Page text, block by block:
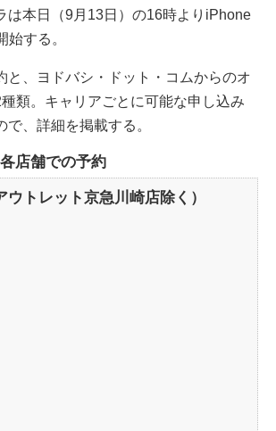
本日（9月13日）の16時よりiPhone
始する。
、ヨドバシ・ドット・コムからのオ
類。キャリアごとに可能な申し込み
で、詳細を掲載する。
店舗での予約
ウトレット京急川崎店除く）